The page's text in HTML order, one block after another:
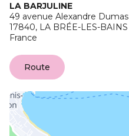
LA BARJULINE
49 avenue Alexandre Dumas
17840, LA BRÉE-LES-BAINS
France
Route